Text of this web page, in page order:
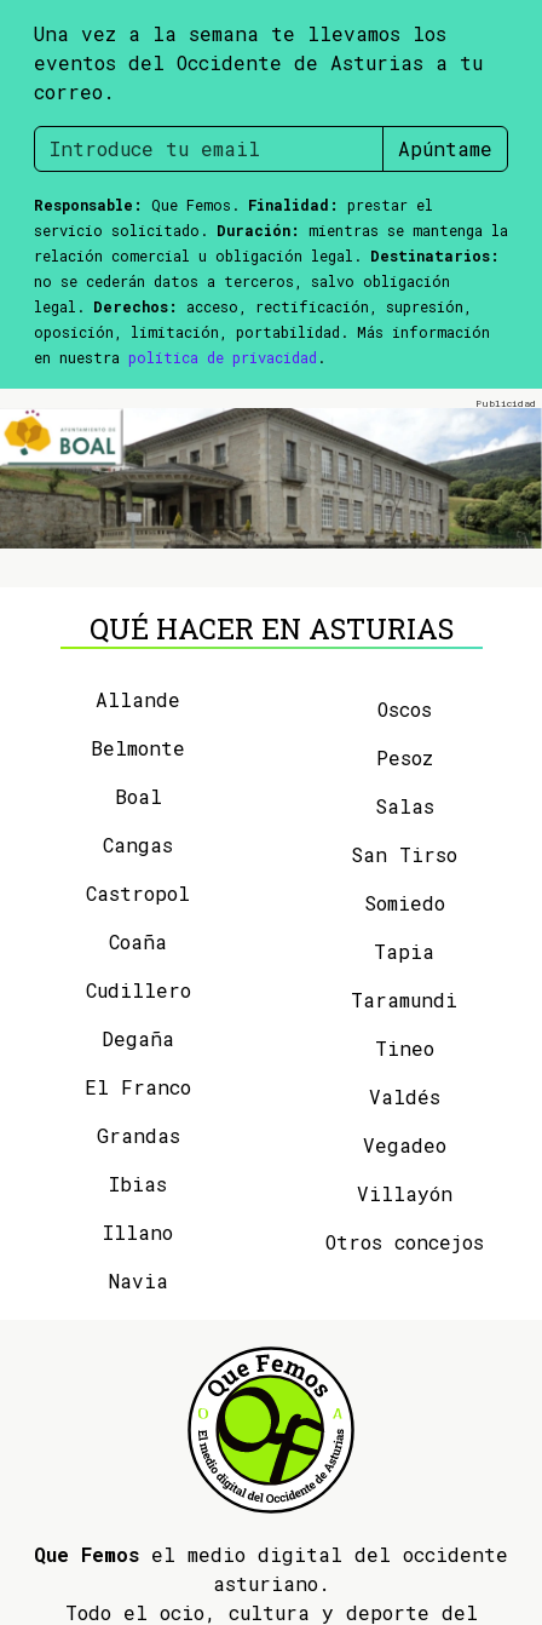
Una vez a la semana te llevamos los
eventos del Occidente de Asturias a tu
correo.
Apúntame
Responsable: Que Femos. Finalidad:
prestar el
servicio solicitado. Duración:
mientras se mantenga la
relación comercial u obligación legal. Destinatarios:
no se cederán datos a terceros, salvo obligación
legal. Derechos:
acceso, rectificación, supresión,
oposición, limitación, portabilidad. Más información
en nuestra política de privacidad .
QUÉ HACER EN ASTURIAS
Allande
Belmonte
Boal
Cangas
Castropol
Coaña
Cudillero
Degaña
El Franco
Grandas
Ibias
Illano
Navia
Oscos
Pesoz
Salas
San Tirso
Somiedo
Tapia
Taramundi
Tineo
Valdés
Vegadeo
Villayón
Otros concejos
Que Femos el medio digital del occidente
asturiano.
Todo el ocio, cultura y deporte del